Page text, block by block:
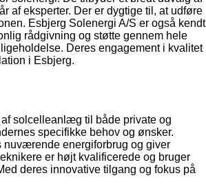
af eksperter. Der er dygtige til, at udføre
Esbjerg Solenergi A/S er også kendt
rådgivning og støtte gennem hele
Deres engagement i kvalitet
i Esbjerg.
solcelleanlæg til både private og
specifikke behov og ønsker.
nuværende energiforbrug og giver
er højt kvalificerede og bruger
deres innovative tilgang og fokus på